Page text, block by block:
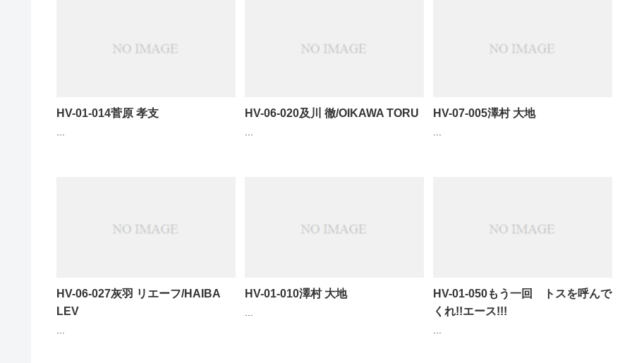
HV-01-014菅原 孝支 HV-06-020及川 徹/OIKAWA TORU HV-07-005澤村 大地
HV-06-027灰羽 リエーフ/HAIBA
LEV
...
HV-01-010澤村 大地
...
HV-01-050もう一回 トスを呼んで
くれ!!エース!!!
...